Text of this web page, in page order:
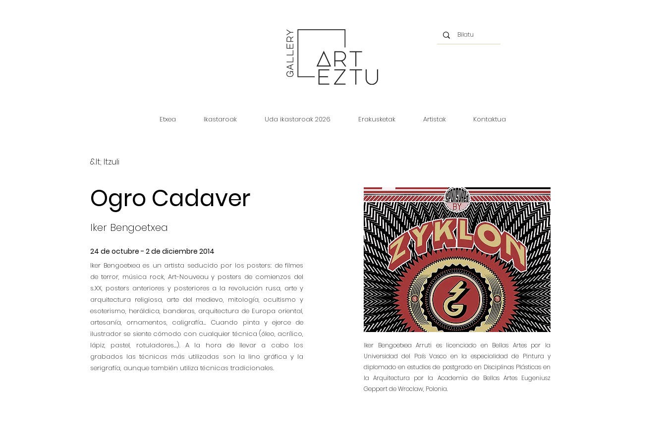
Etxea Ikastaroak Uda ikastaroak 2026 Erakusketak Artistak Kontaktua
&lt; Itzuli
Ogro Cadaver
Iker Bengoetxea
24 de octubre - 2 de diciembre 2014
Iker Bengoetxea es un artista seducido por los posters: de filmes
de terror, música rock, Art-Nouveau y posters de comienzos del
s.XX, posters anteriores y posteriores a la revolución rusa, arte y
arquitectura religiosa, arte del medievo, mitología, ocultismo y
esoterismo, heráldica, banderas, arquitectura de Europa oriental,
artesanía, ornamentos, caligrafía... Cuando pinta y ejerce de
ilustrador se siente cómodo con cualquier técnica (óleo, acrílico,
lápiz, pastel, rotuladores...). A la hora de llevar a cabo los
grabados las técnicas más utilizadas son la lino gráfica y la
serigrafía, aunque también utiliza técnicas tradicionales.
Iker Bengoetxea Arruti es licenciado en Bellas Artes por la
Universidad del País Vasco en la especialidad de Pintura y
diplomado en estudios de postgrado en Disciplinas Plásticas en
la Arquitectura por la Academia de Bellas Artes Eugeniusz
Geppert de Wroclaw, Polonia.